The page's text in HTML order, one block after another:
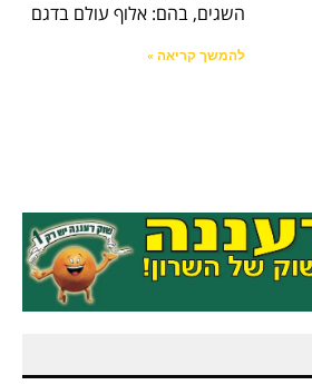
השגים, בהם: אלוף עולם בדגם
להמשך קריאה »